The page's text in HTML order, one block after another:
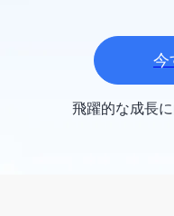
今
飛躍的な成長